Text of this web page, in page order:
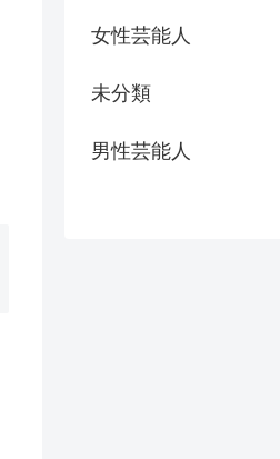
女性芸能人
未分類
男性芸能人